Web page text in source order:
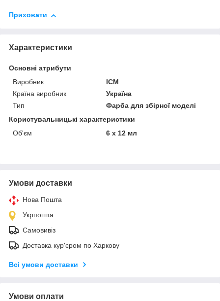
Приховати
Характеристики
Основні атрибути
Виробник
ICM
Країна виробник
Україна
Тип
Фарба для збірної моделі
Користувальницькі характеристики
Об'єм
6 x 12 мл
Умови доставки
Нова Пошта
Укрпошта
Самовивіз
Доставка кур'єром по Харкову
Всі умови доставки
Умови оплати